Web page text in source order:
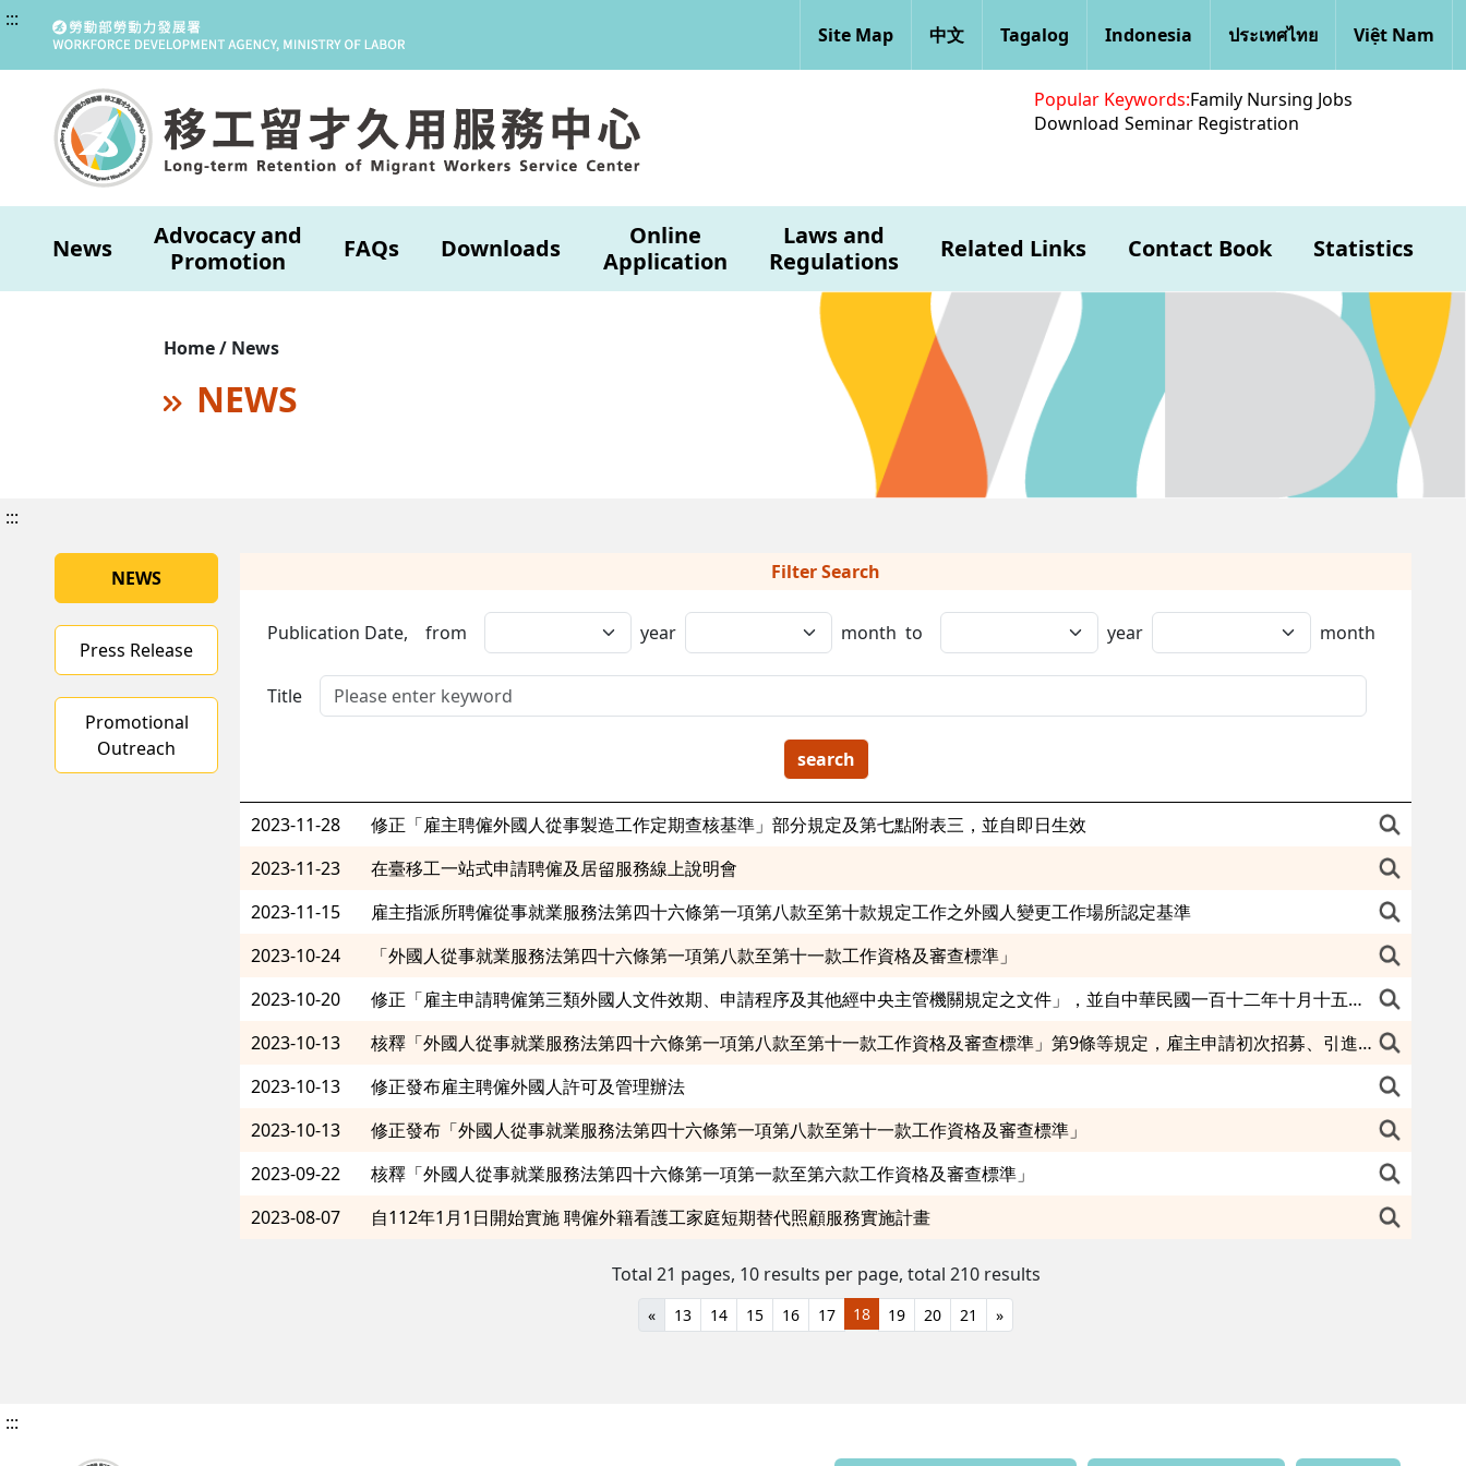
:::
Site Map 中文 Tagalog Indonesia ประเทศไทย Việt Nam
Popular Keywords:Family Nursing Jobs
Download Seminar Registration
News
Advocacy and
Promotion
FAQs Downloads
Online
Application
Laws and
Regulations
Related Links Contact Book Statistics
Home / News
NEWS
:::
NEWS
Press Release
Promotional
Outreach
Filter Search
Publication Date, from year month to year month
Title
search
2023-11-28
修正「雇主聘僱外國人從事製造工作定期查核基準」部分規定及第七點附表三，並自即日生效
2023-11-23
在臺移工一站式申請聘僱及居留服務線上說明會
2023-11-15
雇主指派所聘僱從事就業服務法第四十六條第一項第八款至第十款規定工作之外國人變更工作場所認定基準
2023-10-24
「外國人從事就業服務法第四十六條第一項第八款至第十一款工作資格及審查標準」
2023-10-20
修正「雇主申請聘僱第三類外國人文件效期、申請程序及其他經中央主管機關規定之文件」，並自中華民國一百十二年十月十五日生效。
2023-10-13
核釋「外國人從事就業服務法第四十六條第一項第八款至第十一款工作資格及審查標準」第9條等規定，雇主申請初次招募、引進及聘僱外國人之人數，經計算結果遇有小數點時，採無條件進位法，取整數計算，自即日生效。
2023-10-13
修正發布雇主聘僱外國人許可及管理辦法
2023-10-13
修正發布「外國人從事就業服務法第四十六條第一項第八款至第十一款工作資格及審查標準」
2023-09-22
核釋「外國人從事就業服務法第四十六條第一項第一款至第六款工作資格及審查標準」
2023-08-07
自112年1月1日開始實施 聘僱外籍看護工家庭短期替代照顧服務實施計畫
Total 21 pages, 10 results per page, total 210 results
« 13 14 15 16 17 18 19 20 21 »
:::